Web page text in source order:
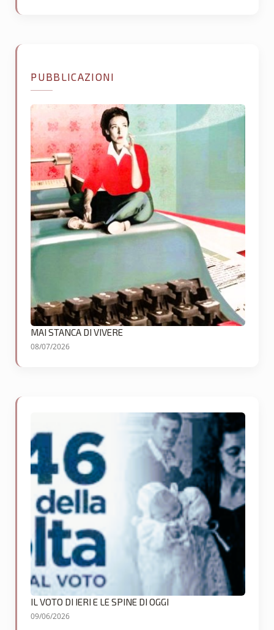
PUBBLICAZIONI
MAI STANCA DI VIVERE
08/07/2026
IL VOTO DI IERI E LE SPINE DI OGGI
09/06/2026